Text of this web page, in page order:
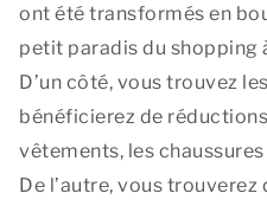
ont été transformés en
petit paradis du shopping
D’un côté, vous trouvez
bénéficierez de
vêtements, les
De l’autre, vous